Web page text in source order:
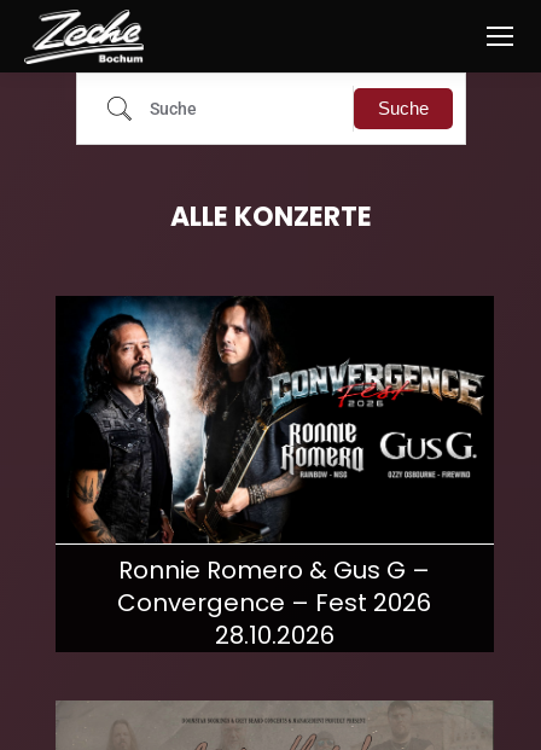
Suche
ALLE KONZERTE
Ronnie Romero & Gus G –
Convergence – Fest 2026
28.10.2026